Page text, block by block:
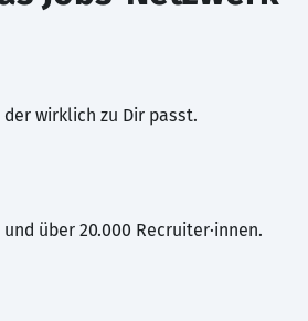
der wirklich zu Dir passt.
über 20.000 Recruiter·innen.